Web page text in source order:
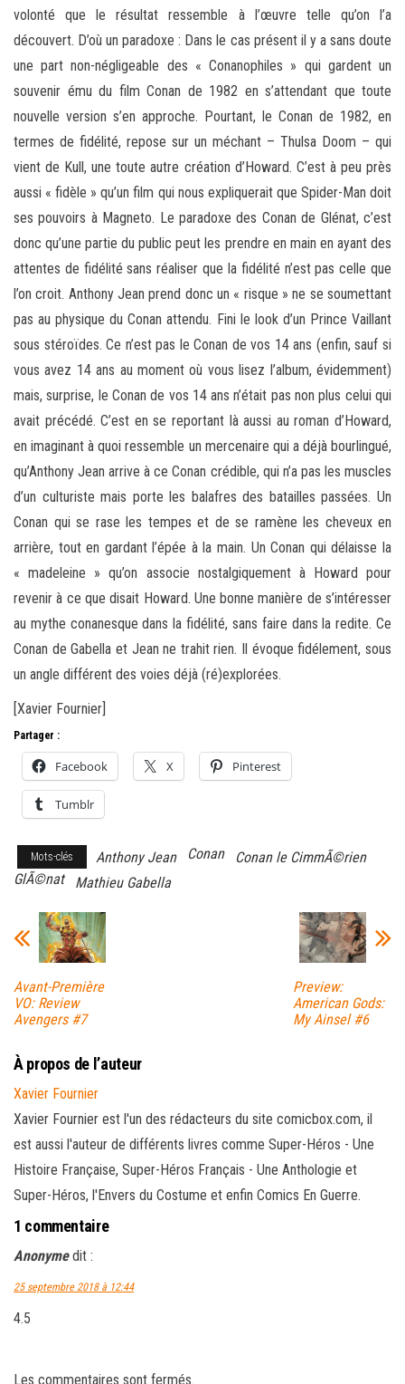
volonté que le résultat ressemble à l’œuvre telle qu’on l’a
découvert. D’où un paradoxe : Dans le cas présent il y a sans doute
une part non-négligeable des « Conanophiles » qui gardent un
souvenir ému du film Conan de 1982 en s’attendant que toute
nouvelle version s’en approche. Pourtant, le Conan de 1982, en
termes de fidélité, repose sur un méchant – Thulsa Doom – qui
vient de Kull, une toute autre création d’Howard. C’est à peu près
aussi « fidèle » qu’un film qui nous expliquerait que Spider-Man doit
ses pouvoirs à Magneto. Le paradoxe des Conan de Glénat, c’est
donc qu’une partie du public peut les prendre en main en ayant des
attentes de fidélité sans réaliser que la fidélité n’est pas celle que
l’on croit. Anthony Jean prend donc un « risque » ne se soumettant
pas au physique du Conan attendu. Fini le look d’un Prince Vaillant
sous stéroïdes. Ce n’est pas le Conan de vos 14 ans (enfin, sauf si
vous avez 14 ans au moment où vous lisez l’album, évidemment)
mais, surprise, le Conan de vos 14 ans n’était pas non plus celui qui
avait précédé. C’est en se reportant là aussi au roman d’Howard,
en imaginant à quoi ressemble un mercenaire qui a déjà bourlingué,
qu’Anthony Jean arrive à ce Conan crédible, qui n’a pas les muscles
d’un culturiste mais porte les balafres des batailles passées. Un
Conan qui se rase les tempes et de se ramène les cheveux en
arrière, tout en gardant l’épée à la main. Un Conan qui délaisse la
« madeleine » qu’on associe nostalgiquement à Howard pour
revenir à ce que disait Howard. Une bonne manière de s’intéresser
au mythe conanesque dans la fidélité, sans faire dans la redite. Ce
Conan de Gabella et Jean ne trahit rien. Il évoque fidélement, sous
un angle différent des voies déjà (ré)explorées.
[Xavier Fournier]
Partager :
Facebook X Pinterest
Tumblr
Mots-clés Anthony Jean Conan
Conan le CimmÃ©rien
GlÃ©nat
Mathieu Gabella
Avant-Première
VO: Review
Avengers #7
Preview:
American Gods:
My Ainsel #6
À propos de l’auteur
Xavier Fournier
Xavier Fournier est l'un des rédacteurs du site comicbox.com, il
est aussi l'auteur de différents livres comme Super-Héros - Une
Histoire Française, Super-Héros Français - Une Anthologie et
Super-Héros, l'Envers du Costume et enfin Comics En Guerre.
1 commentaire
Anonyme dit :
25 septembre 2018 à 12:44
4.5
Les commentaires sont fermés.